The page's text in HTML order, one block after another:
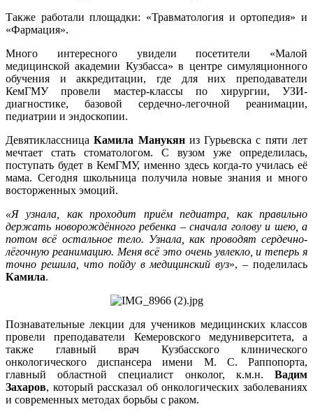
Также работали площадки: «Травматология и ортопедия» и
«Фармация».
Много интересного увидели посетители «Малой
медицинской академии Кузбасса» в центре симуляционного
обучения и аккредитации, где для них преподаватели
КемГМУ провели мастер-классы по хирургии, УЗИ-
диагностике, базовой сердечно-легочной реанимации,
педиатрии и эндоскопии.
ДевятиклассницаКамила Манукяниз Гурьевска с пяти лет
мечтает стать стоматологом. С вузом уже определилась,
поступать будет в КемГМУ, именно здесь когда-то училась её
мама. Сегодня школьница получила новые знания и много
восторженных эмоций.
«Я узнала, как проходит приём педиатра, как правильно
держать новорождённого ребенка – сначала голову и шею, а
потом всё остальное тело. Узнала, как проводят сердечно-
лёгочную реанимацию. Меня всё это очень увлекло, и теперь я
точно решила, что пойду в медицинский вуз», – поделилась
Камила.
Познавательные лекции для учеников медицинских классов
провели преподаватели Кемеровского медуниверситета, а
также главный врач Кузбасского клинического
онкологического диспансера имени М. С. Раппопорта,
главный областной специалист онколог, к.м.н. Вадим
Захаров, который рассказал об онкологических заболеваниях
и современных методах борьбы с раком.